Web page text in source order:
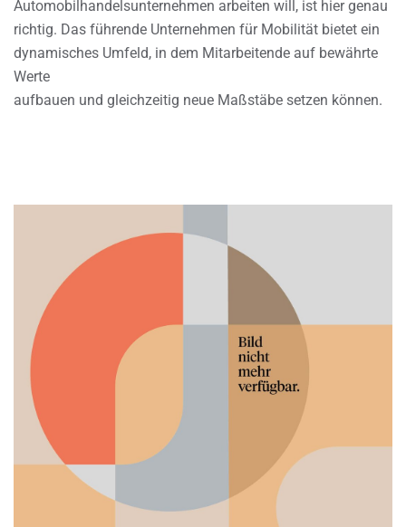
Automobilhandelsunternehmen arbeiten will, ist hier genau
richtig. Das führende Unternehmen für Mobilität bietet ein
dynamisches Umfeld, in dem Mitarbeitende auf bewährte
Werte
aufbauen und gleichzeitig neue Maßstäbe setzen können.